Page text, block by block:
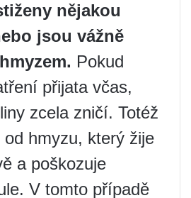
nějakou
jsou vážně
Pokud
přijata včas,
zcela zničí. Totéž
hmyzu, který žije
a poškozuje
V tomto případě